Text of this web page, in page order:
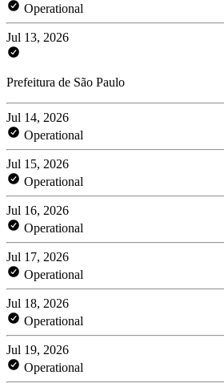
Operational
Jul 13, 2026
Prefeitura de São Paulo
Jul 14, 2026
Operational
Jul 15, 2026
Operational
Jul 16, 2026
Operational
Jul 17, 2026
Operational
Jul 18, 2026
Operational
Jul 19, 2026
Operational